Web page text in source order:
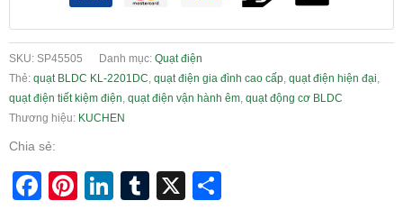
SKU: SP45505 Danh mục: Quạt điện
Thẻ: quạt BLDC KL-2201DC, quạt điện gia đình cao cấp, quạt điện hiện đại,
quạt điện tiết kiệm điện, quạt điện vận hành êm, quạt động cơ BLDC
Thương hiệu: KUCHEN
Chia sẻ:
Facebook
Pinterest
LinkedIn
Tumblr
X